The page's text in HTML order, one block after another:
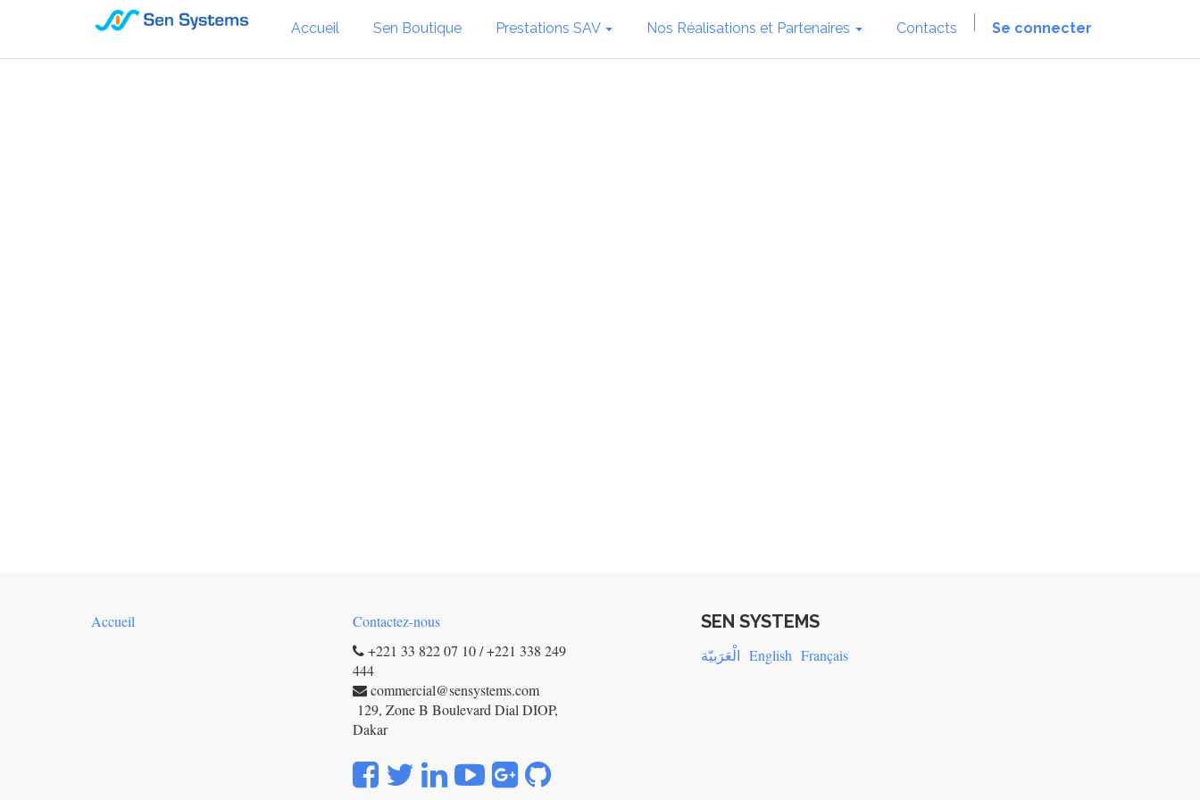
Accueil Sen Boutique Prestations SAV Nos Réalisations et Partenaires Contacts Se connecter
Accueil
Contactez-nous
+221 33 822 07 10 / +221 338 249
444
commercial@sensystems.com
129, Zone B Boulevard Dial DIOP,
Dakar
SEN SYSTEMS
الْعَرَبيّة English Français